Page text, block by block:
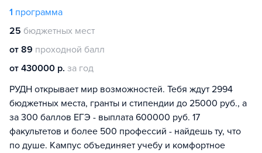
1 программа
25 бюджетных мест
от 89 проходной балл
от 430000 р. за год
РУДН открывает мир возможностей. Тебя ждут 2994
бюджетных места, гранты и стипендии до 25000 руб., а
за 300 баллов ЕГЭ - выплата 600000 руб. 17
факультетов и более 500 профессий - найдешь ту, что
по душе. Кампус объединяет учебу и комфортное